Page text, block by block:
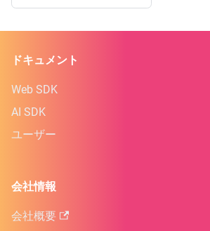
ドキュメント
Web SDK
AI SDK
ユーザー
会社情報
会社概要